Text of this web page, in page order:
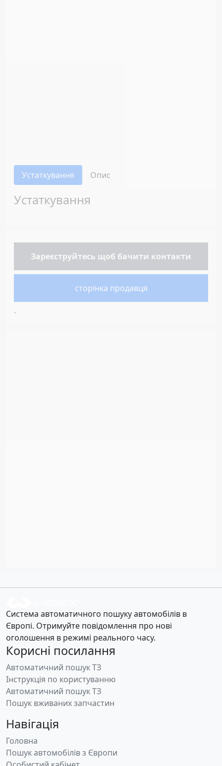
Устаткування Опис
Устаткування
Зареєструйтесь щоб бачити контакти
сторінка продавця
-
Система автоматичного пошуку автомобілів в
Європі. Отримуйте повідомлення про нові
оголошення в режимі реального часу.
Корисні посилання
Автоматичний пошук ТЗ
Інструкція по користуванню
Автоматичний пошук ТЗ
Пошук вживаних запчастин
Навігація
Головна
Пошук автомобілів з Європи